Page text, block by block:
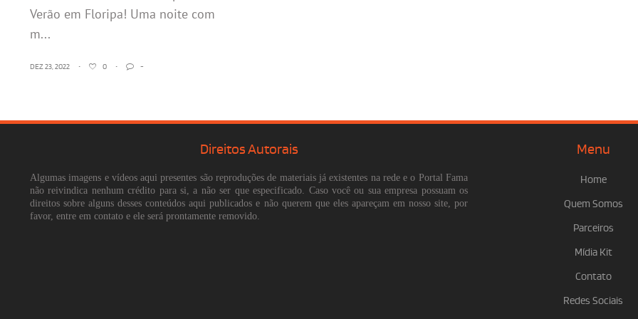
Verão em Floripa! Uma noite com
m...
DEZ 23, 2022 • 0 • -
Direitos Autorais
Algumas imagens e vídeos aqui presentes são reproduções de materiais já existentes na rede e o Portal Fama
não reivindica nenhum crédito para si, a não ser que especificado. Caso você ou sua empresa possuam os
direitos sobre alguns desses conteúdos aqui publicados e não querem que eles apareçam em nosso site, por
favor, entre em contato e ele será prontamente removido.
Menu
Home
Quem Somos
Parceiros
Mídia Kit
Contato
Redes Sociais